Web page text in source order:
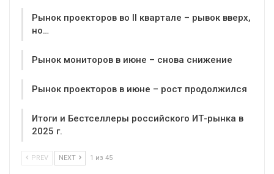
Рынок проекторов во II квартале – рывок вверх,
но…
Рынок мониторов в июне – снова снижение
Рынок проекторов в июне – рост продолжился
Итоги и Бестселлеры российского ИТ-рынка в
2025 г.
PREV NEXT 1 из 45